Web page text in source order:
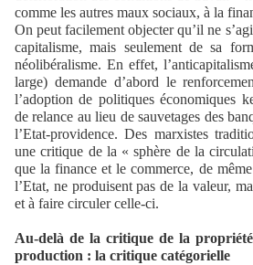
comme les autres maux sociaux, à la
On peut facilement objecter qu’il ne
capitalisme, mais seulement de sa
néolibéralisme. En effet,
large) demande d’abord le
l’adoption de politiques économiques
de relance au lieu de sauvetages des
l’Etat-providence. Des marxistes
une critique de la « sphère de la
que la finance et le commerce, de
l’Etat, ne produisent pas de la valeur,
et à faire circuler celle-ci.
Au-delà de la critique de la
production : la critique catégorielle